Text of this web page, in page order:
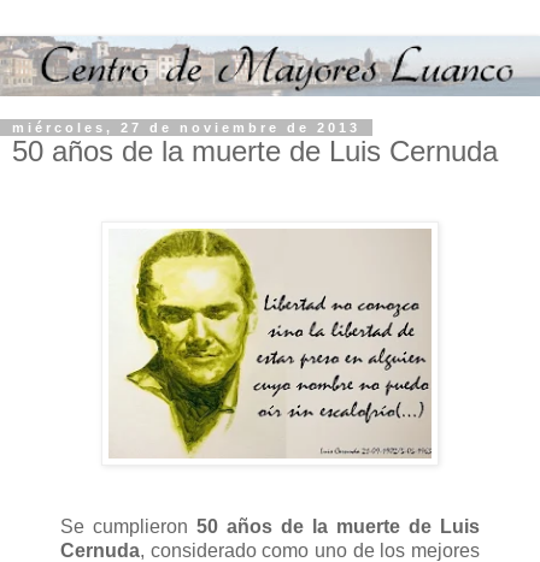
miércoles, 27 de noviembre de 2013
50 años de la muerte de Luis Cernuda
Se cumplieron 50 años de la muerte de Luis
Cernuda, considerado como uno de los mejores